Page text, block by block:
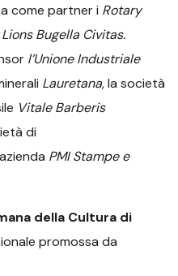
come partner i Rotary
Lions Bugella Civitas.
l’Unione Industriale
Lauretana, la società
Vitale Barberis
di
PMI Stampe e
della Cultura di
promossa da